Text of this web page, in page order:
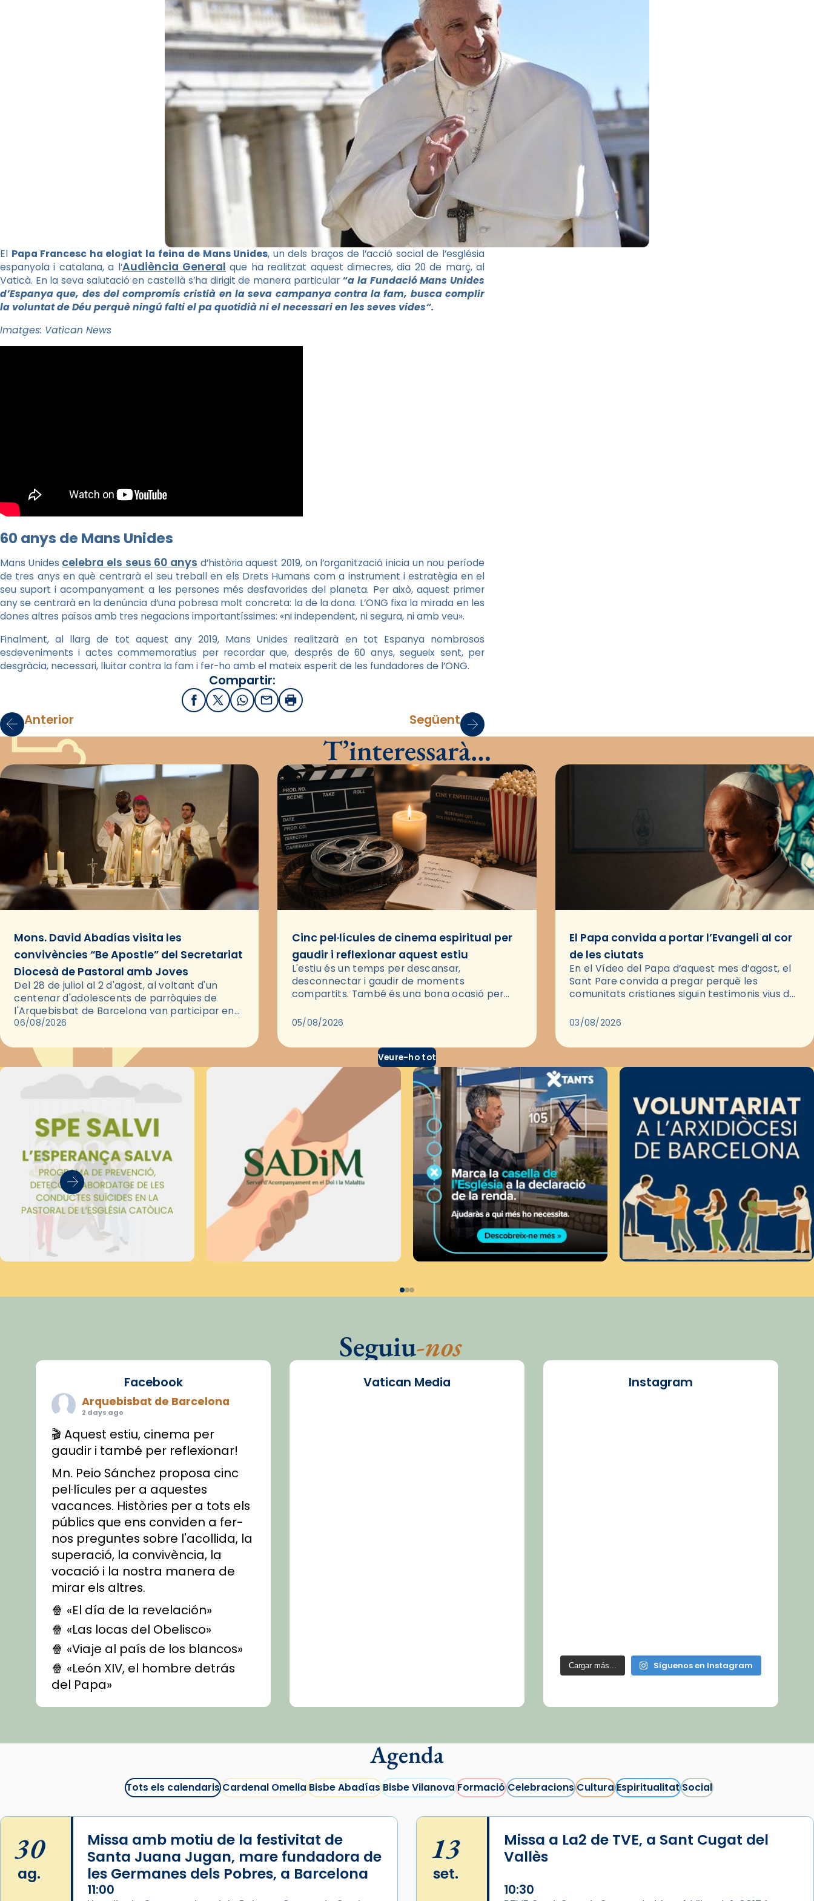
El Papa Francesc ha elogiat la feina de Mans Unides, un dels braços de l’acció social de l’església
espanyola i catalana, a l’Audiència General que ha realitzat aquest dimecres, dia 20 de març, al
Vaticà. En la seva salutació en castellà s’ha dirigit de manera particular“a la Fundació Mans Unides
d’Espanya que, des del compromís cristià en la seva campanya contra la fam, busca complir
la voluntat de Déu perquè ningú falti el pa quotidià ni el necessari en les seves vides“.
Imatges: Vatican News
60 anys de Mans Unides
Mans Unides celebra els seus 60 anys d’història aquest 2019, on l’organització inicia un nou període
de tres anys en què centrarà el seu treball en els Drets Humans com a instrument i estratègia en el
seu suport i acompanyament a les persones més desfavorides del planeta. Per això, aquest primer
any se centrarà en la denúncia d’una pobresa molt concreta: la de la dona. L’ONG fixa la mirada en les
dones altres països amb tres negacions importantíssimes: «ni independent, ni segura, ni amb veu».
Finalment, al llarg de tot aquest any 2019, Mans Unides realitzarà en tot Espanya nombrosos
esdeveniments i actes commemoratius per recordar que, després de 60 anys, segueix sent, per
desgràcia, necessari, lluitar contra la fam i fer-ho amb el mateix esperit de les fundadores de l’ONG.
Compartir:
FacebookX / Twitter
WhatsApp
EmailImprimir
Anterior Següent
T’interessarà…
Mons. David Abadías visita les
convivències “Be Apostle” del Secretariat
Diocesà de Pastoral amb Joves
Del 28 de juliol al 2 d'agost, al voltant d'un
centenar d'adolescents de parròquies de
l'Arquebisbat de Barcelona van participar en
les convivències Be Apostle, organitzades pel
06/08/2026
Cinc pel·lícules de cinema espiritual per
gaudir i reflexionar aquest estiu
L'estiu és un temps per descansar,
desconnectar i gaudir de moments
compartits. També és una bona ocasió per
través del cinema, reflexionar sobre les…
05/08/2026
El Papa convida a portar l’Evangeli al cor
de les ciutats
En el Vídeo del Papa d’aquest mes d’agost, el
Sant Pare convida a pregar perquè les
comunitats cristianes siguin testimonis vius de
pregària, el…
03/08/2026
Veure-ho tot
Seguiu-nos
Facebook
Arquebisbat de Barcelona
2 days ago
🎬 Aquest estiu, cinema per
gaudir i també per reflexionar!
Mn. Peio Sánchez proposa cinc
pel·lícules per a aquestes
vacances. Històries per a tots els
públics que ens conviden a fer-
nos preguntes sobre l'acollida, la
superació, la convivència, la
vocació i la nostra manera de
mirar els altres.
🍿 «El día de la revelación»
🍿 «Las locas del Obelisco»
🍿 «Viaje al país de los blancos»
🍿 «León XIV, el hombre detrás
del Papa»
🍿 «Las ovejas detectives»
recomanacions i prepara una
#CinemaEspiritualitual
@cinemaspiritcat
Imatge: Generada amb IA
(OpenAI)
Video
View on Facebook · Share
Vatican Media Instagram
Cargar más... Síguenos en Instagram
Agenda
Tots els calendarisCardenal OmellaBisbe AbadíasBisbe VilanovaFormacióCelebracionsCulturaEspiritualitatSocial
30
ag.
Missa amb motiu de la festivitat de
Santa Juana Jugan, mare fundadora de
les Germanes dels Pobres, a Barcelona
11:00
13
set.
Missa a La2 de TVE, a Sant Cugat del
Vallès
10:30